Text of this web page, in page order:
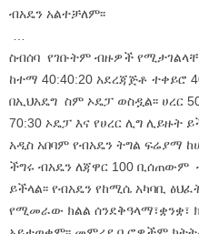
ብአዴን አልተቻለም፡፡
ስብሰባ የገቡትም ብዙዎች
ከተማ 40:40:20 አደረጃጅቶ ተቀይሮ
በኢህአዴግ ስም ኦዴፓ ወስዷል፡፡ ሀረር
70:30 ኦዴፓ እና የሀረር ሊግ ሊይዙት
አዲስ አበባም የብአዴን ትግል ፍሬያማ
ችግሩ ብአዴን ለጃዋር 100 ቢሰጠውም
ይችላል፡፡ የብአዴን የከሚሴ አካባቢ
የሚመራው ክልል ሰንደቅዓላማ፣ቋንቋ፣